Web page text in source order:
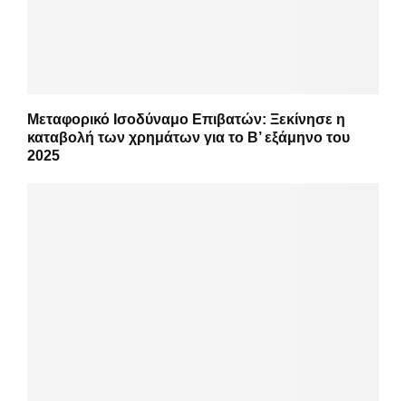
Μεταφορικό Ισοδύναμο Επιβατών: Ξεκίνησε η
καταβολή των χρημάτων για το Β’ εξάμηνο του
2025